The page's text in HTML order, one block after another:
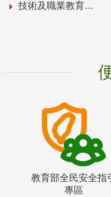
技術及職業教育
教育部全民安全指引
專區